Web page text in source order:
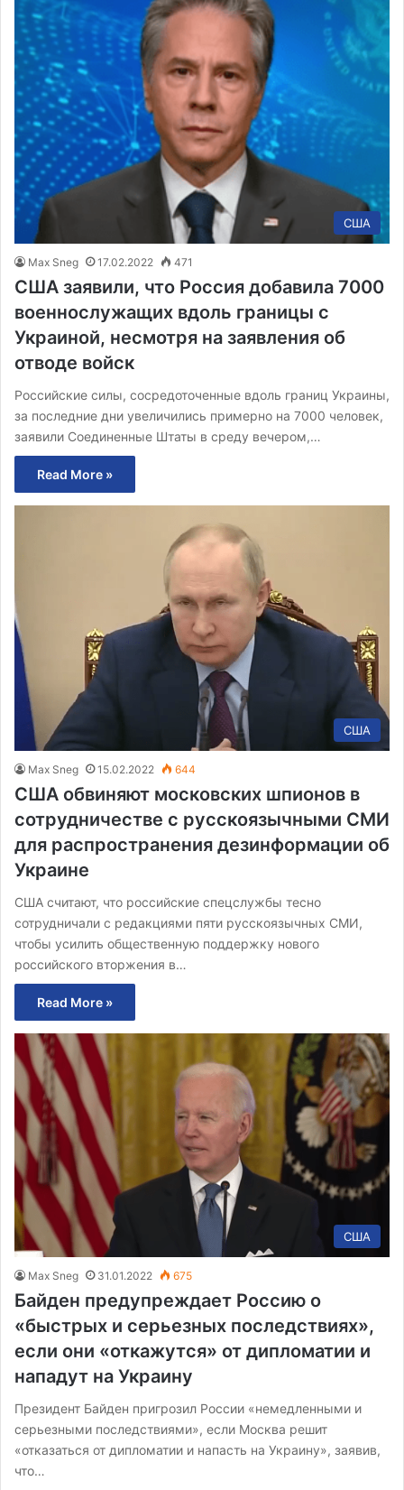
США
Max Sneg 17.02.2022 471
США заявили, что Россия добавила 7000
военнослужащих вдоль границы с
Украиной, несмотря на заявления об
отводе войск
Российские силы, сосредоточенные вдоль границ Украины,
за последние дни увеличились примерно на 7000 человек,
заявили Соединенные Штаты в среду вечером,…
Read More »
США
Max Sneg 15.02.2022 644
США обвиняют московских шпионов в
сотрудничестве с русскоязычными СМИ
для распространения дезинформации об
Украине
США считают, что российские спецслужбы тесно
сотрудничали с редакциями пяти русскоязычных СМИ,
чтобы усилить общественную поддержку нового
российского вторжения в…
Read More »
США
Max Sneg 31.01.2022 675
Байден предупреждает Россию о
«быстрых и серьезных последствиях»,
если они «откажутся» от дипломатии и
нападут на Украину
Президент Байден пригрозил России «немедленными и
серьезными последствиями», если Москва решит
«отказаться от дипломатии и напасть на Украину», заявив,
что…